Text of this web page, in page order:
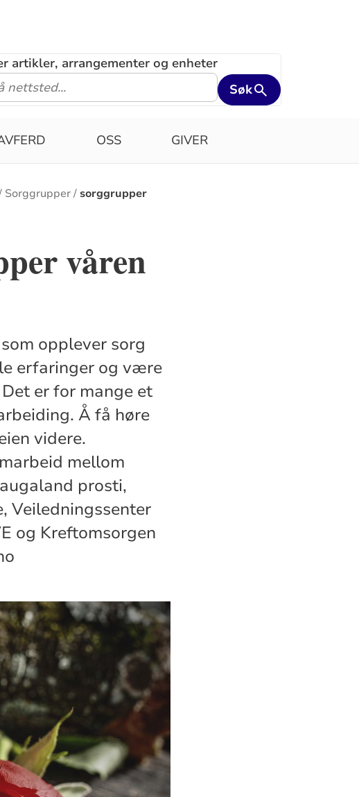
artikler, arrangementer og enheter
Søk
OSS GIVER
Sorggrupper sorggrupper
våren
opplever sorg
erfaringer og være
er for mange et
Å få høre
videre.
mellom
prosti,
Veiledningssenter
og Kreftomsorgen